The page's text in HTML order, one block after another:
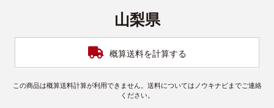
山梨県
概算送料を計算する
この商品は概算送料計算が利用できません。送料についてはノウキナビまでご連絡
ください。